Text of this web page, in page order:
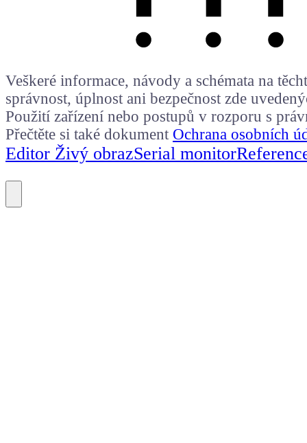
Veškeré informace, návody a schémata na
správnost, úplnost ani bezpečnost zde
Použití zařízení nebo postupů v rozporu s
Přečtěte si také dokument Ochrana osobních
Editor Živý obrazSerial monitor